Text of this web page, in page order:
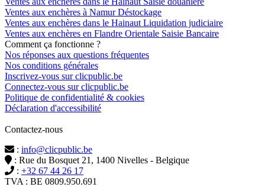
Ventes aux enchères à Namur Déstockage
Ventes aux enchères dans le Hainaut Liquidation judiciaire
Ventes aux enchères en Flandre Orientale Saisie Bancaire
Comment ça fonctionne ?
Nos réponses aux questions fréquentes
Nos conditions générales
Inscrivez-vous sur clicpublic.be
Connectez-vous sur clicpublic.be
Politique de confidentialité & cookies
Déclaration d'accessibilité
Contactez-nous
: info@clicpublic.be
: Rue du Bosquet 21, 1400 Nivelles - Belgique
: +32 67 44 26 17
TVA : BE 0809.950.691